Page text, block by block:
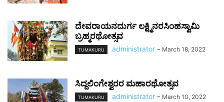
ದೇವರಾಯನದುರ್ಗ ಲಕ್ಷ್ಮಿನರಸಿಂಹಸ್ವಾಮಿ
ಬ್ರಹ್ಮರಥೋತ್ಸವ
TUMAKURU administrator - March 18, 2022
ಸಿದ್ದಲಿಂಗೇಶ್ವರರ ಮಹಾರಥೋತ್ಸವ
TUMAKURU administrator - March 10, 2022